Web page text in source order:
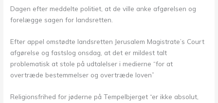
Dagen efter meddelte politiet, at de ville anke afgørelsen og
forelægge sagen for landsretten.
Efter appel omstødte landsretten Jerusalem Magistrate’s Court
afgørelse og fastslog onsdag, at det er mildest talt
problematisk at stole på udtalelser i medierne “for at
overtræde bestemmelser og overtræde loven”
Religionsfrihed for jøderne på Tempelbjerget “er ikke absolut,